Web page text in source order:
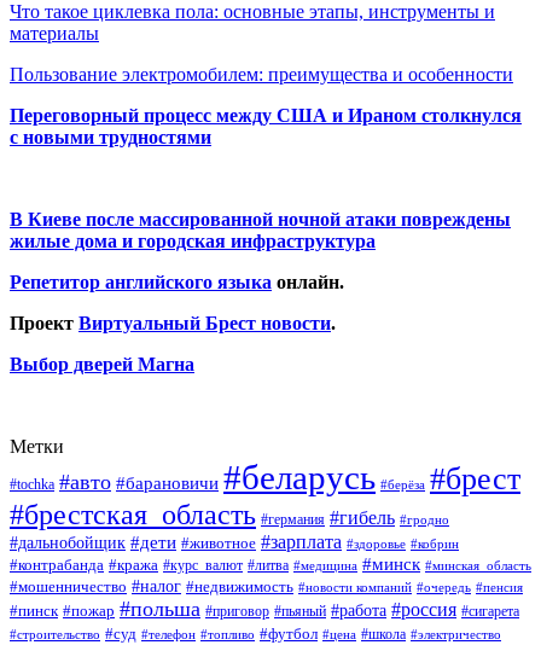
Что такое циклевка пола: основные этапы, инструменты и
материалы
Пользование электромобилем: преимущества и особенности
Переговорный процесс между США и Ираном столкнулся
с новыми трудностями
В Киеве после массированной ночной атаки повреждены
жилые дома и городская инфраструктура
Репетитор английского языка онлайн.
Проект Виртуальный Брест новости.
Выбор дверей Магна
Метки
#tochka #авто #барановичи #беларусь #берёза #брест
#брестская_область #германия #гибель #гродно
#дальнобойщик #дети #животное #зарплата #здоровье #кобрин
#контрабанда #кража #курс_валют #литва #медицина #минск #минская_область
#мошенничество #налог #недвижимость #новости компаний #очередь #пенсия
#пинск #пожар #польша #приговор #пьяный #работа #россия #сигарета
#строительство #суд #телефон #топливо #футбол #цена #школа #электричество